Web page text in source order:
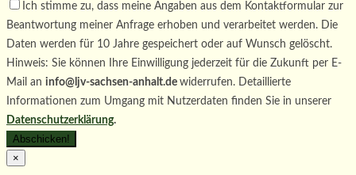
Ich stimme zu, dass meine Angaben aus dem Kontaktformular zur
Beantwortung meiner Anfrage erhoben und verarbeitet werden. Die
Daten werden für 10 Jahre gespeichert oder auf Wunsch gelöscht.
Hinweis: Sie können Ihre Einwilligung jederzeit für die Zukunft per E-
Mail an info@ljv-sachsen-anhalt.de widerrufen. Detaillierte
Informationen zum Umgang mit Nutzerdaten finden Sie in unserer
Datenschutzerklärung.
×